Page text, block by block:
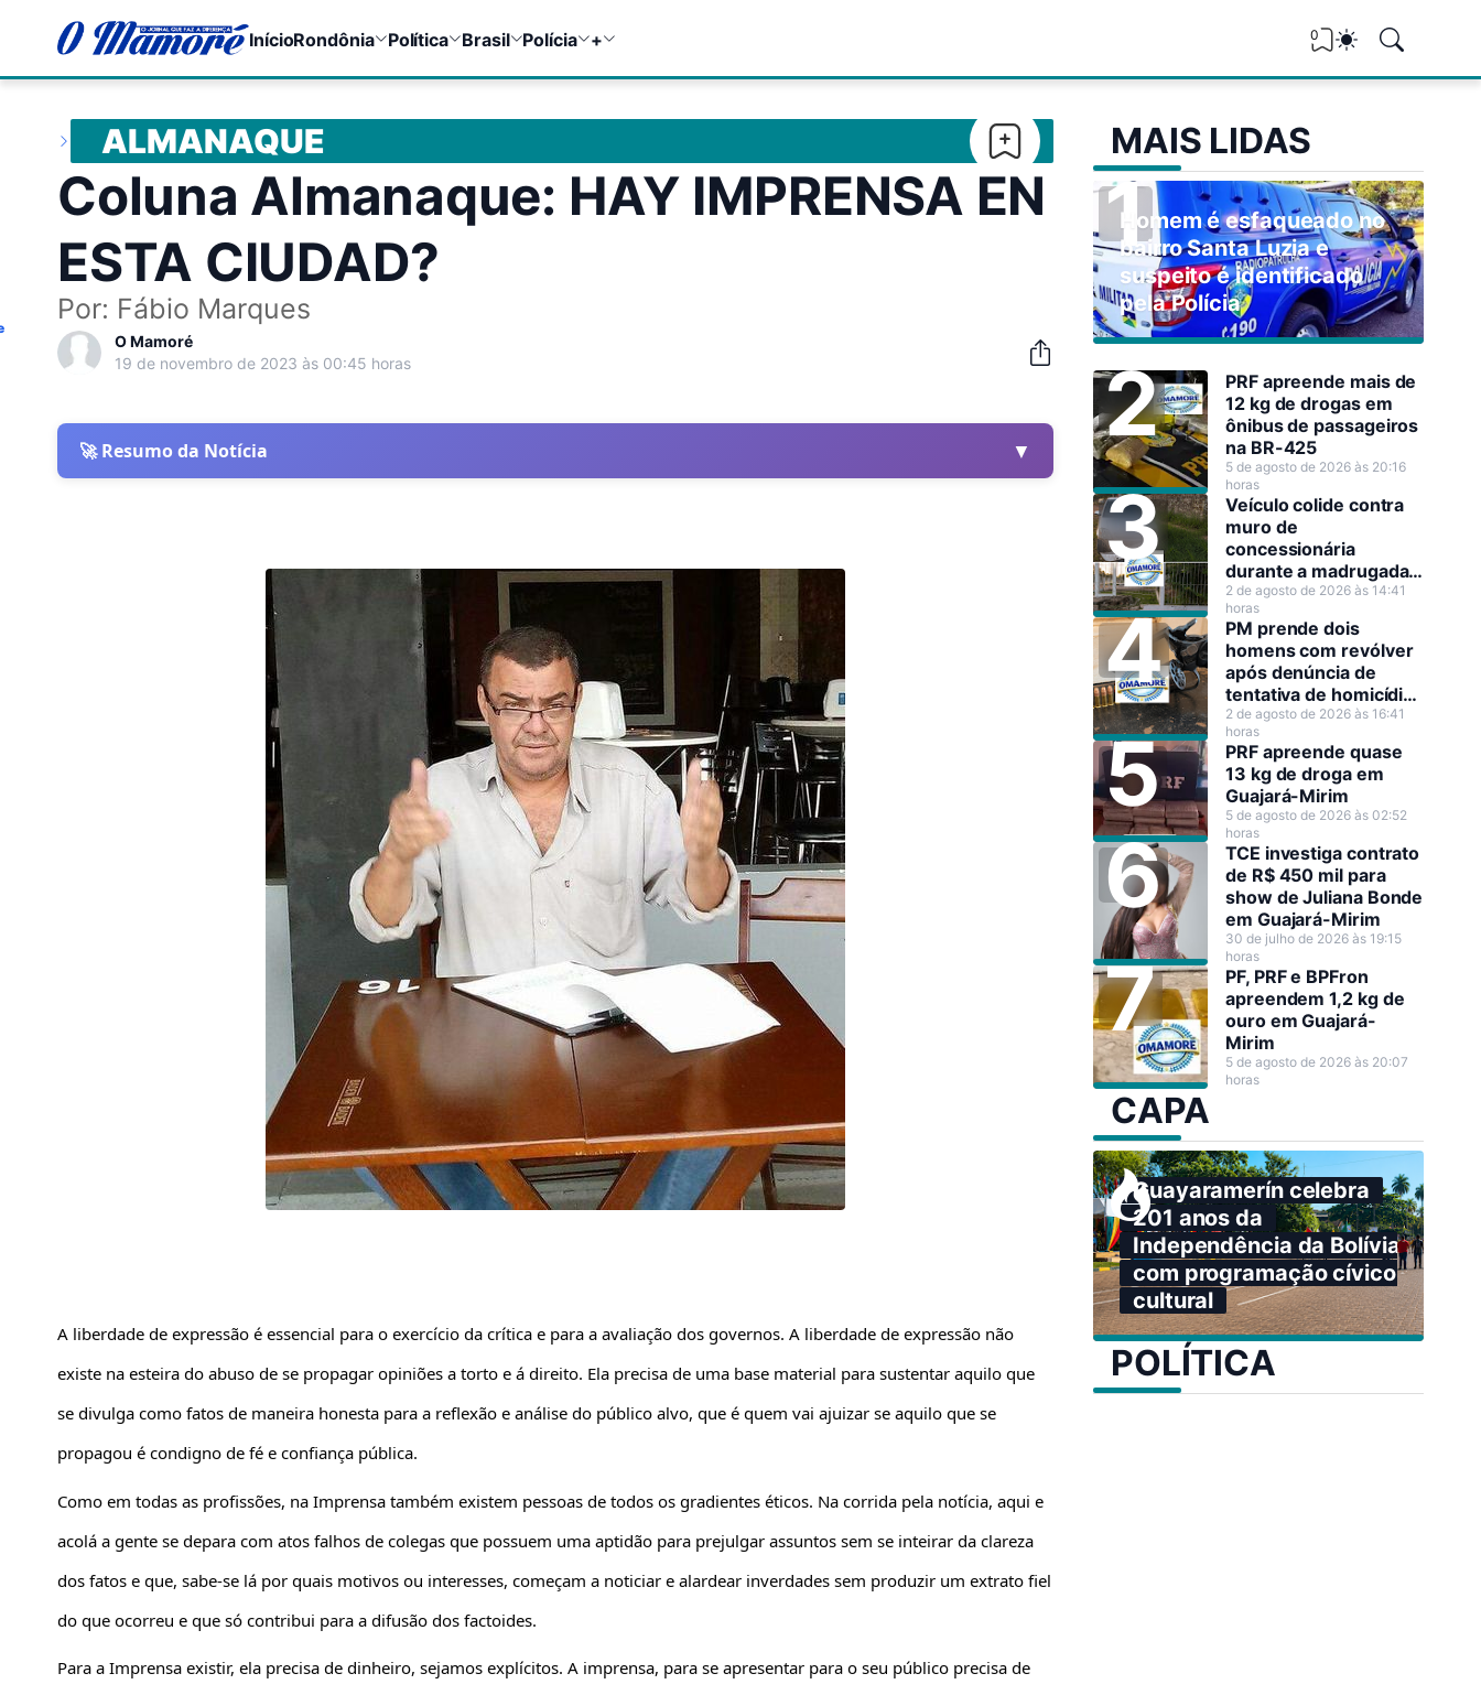
InícioRondônia Política Brasil Polícia + 0
ALMANAQUE
Coluna Almanaque: HAY IMPRENSA EN
ESTA CIUDAD?
Por: Fábio Marques
O Mamoré
19 de novembro de 2023 às 00:45 horas
🚀 Resumo da Notícia ▼
A liberdade de expressão é essencial para o exercício da crítica e para a avaliação dos governos. A liberdade de expressão não
existe na esteira do abuso de se propagar opiniões a torto e á direito. Ela precisa de uma base material para sustentar aquilo que
se divulga como fatos de maneira honesta para a reflexão e análise do público alvo, que é quem vai ajuizar se aquilo que se
propagou é condigno de fé e confiança pública.
Como em todas as profissões, na Imprensa também existem pessoas de todos os gradientes éticos. Na corrida pela notícia, aqui e
acolá a gente se depara com atos falhos de colegas que possuem uma aptidão para prejulgar assuntos sem se inteirar da clareza
dos fatos e que, sabe-se lá por quais motivos ou interesses, começam a noticiar e alardear inverdades sem produzir um extrato fiel
do que ocorreu e que só contribui para a difusão dos factoides.
Para a Imprensa existir, ela precisa de dinheiro, sejamos explícitos. A imprensa, para se apresentar para o seu público precisa de
MAIS LIDAS
Homem é esfaqueado no
bairro Santa Luzia e
suspeito é identificado
pela Polícia
PRF apreende mais de
12 kg de drogas em
ônibus de passageiros
na BR-425
5 de agosto de 2026 às 20:16
horas
Veículo colide contra
muro de
concessionária
durante a madrugada
em Guajará-Mirim
2 de agosto de 2026 às 14:41
horas
PM prende dois
homens com revólver
após denúncia de
tentativa de homicídio
em Guajará-Mirim
2 de agosto de 2026 às 16:41
horas
PRF apreende quase
13 kg de droga em
Guajará-Mirim
5 de agosto de 2026 às 02:52
horas
TCE investiga contrato
de R$ 450 mil para
show de Juliana Bonde
em Guajará-Mirim
30 de julho de 2026 às 19:15
horas
PF, PRF e BPFron
apreendem 1,2 kg de
ouro em Guajará-
Mirim
5 de agosto de 2026 às 20:07
horas
CAPA
Guayaramerín celebra
201 anos da
Independência da Bolívia
com programação cívico-
cultural
POLÍTICA